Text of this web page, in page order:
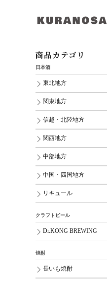
商品カテゴリ
日本酒
東北地方
関東地方
信越・北陸地方
関西地方
中部地方
中国・四国地方
リキュール
クラフトビール
Dr.KONG BREWING
焼酎
長いも焼酎